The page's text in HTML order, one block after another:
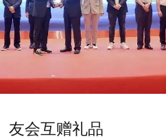
友会互赠礼品